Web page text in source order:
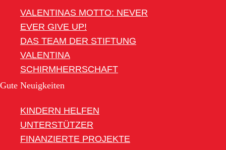
VALENTINAS MOTTO: NEVER
EVER GIVE UP!
DAS TEAM DER STIFTUNG
VALENTINA
SCHIRMHERRSCHAFT
Gute Neuigkeiten
KINDERN HELFEN
UNTERSTÜTZER
FINANZIERTE PROJEKTE